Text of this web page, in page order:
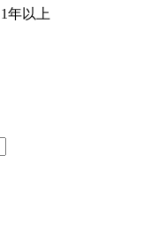
1年以上